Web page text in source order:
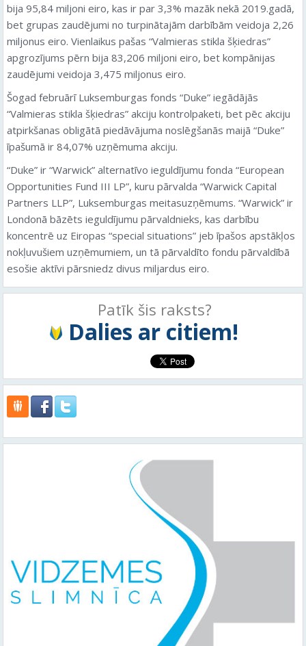
bija 95,84 miljoni eiro, kas ir par 3,3% mazāk nekā 2019.gadā,
bet grupas zaudējumi no turpinātajām darbībām veidoja 2,26
miljonus eiro. Vienlaikus pašas “Valmieras stikla šķiedras”
apgrozījums pērn bija 83,206 miljoni eiro, bet kompānijas
zaudējumi veidoja 3,475 miljonus eiro.
Šogad februārī Luksemburgas fonds “Duke” iegādājās
“Valmieras stikla šķiedras” akciju kontrolpaketi, bet pēc akciju
atpirkšanas obligātā piedāvājuma noslēgšanās maijā “Duke”
īpašumā ir 84,07% uzņēmuma akciju.
“Duke” ir “Warwick” alternatīvo ieguldījumu fonda “European
Opportunities Fund III LP”, kuru pārvalda “Warwick Capital
Partners LLP”, Luksemburgas meitasuzņēmums. “Warwick” ir
Londonā bāzēts ieguldījumu pārvaldnieks, kas darbību
koncentrē uz Eiropas “special situations” jeb īpašos apstākļos
nokļuvušiem uzņēmumiem, un tā pārvaldīto fondu pārvaldībā
esošie aktīvi pārsniedz divus miljardus eiro.
Patīk šis raksts?
Dalies ar citiem!